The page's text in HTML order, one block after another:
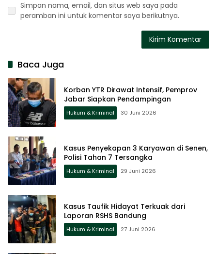
Simpan nama, email, dan situs web saya pada
peramban ini untuk komentar saya berikutnya.
Baca Juga
Korban YTR Dirawat Intensif, Pemprov
Jabar Siapkan Pendampingan
Hukum & Kriminal 30 Juni 2026
Kasus Penyekapan 3 Karyawan di Senen,
Polisi Tahan 7 Tersangka
Hukum & Kriminal 29 Juni 2026
Kasus Taufik Hidayat Terkuak dari
Laporan RSHS Bandung
Hukum & Kriminal 27 Juni 2026